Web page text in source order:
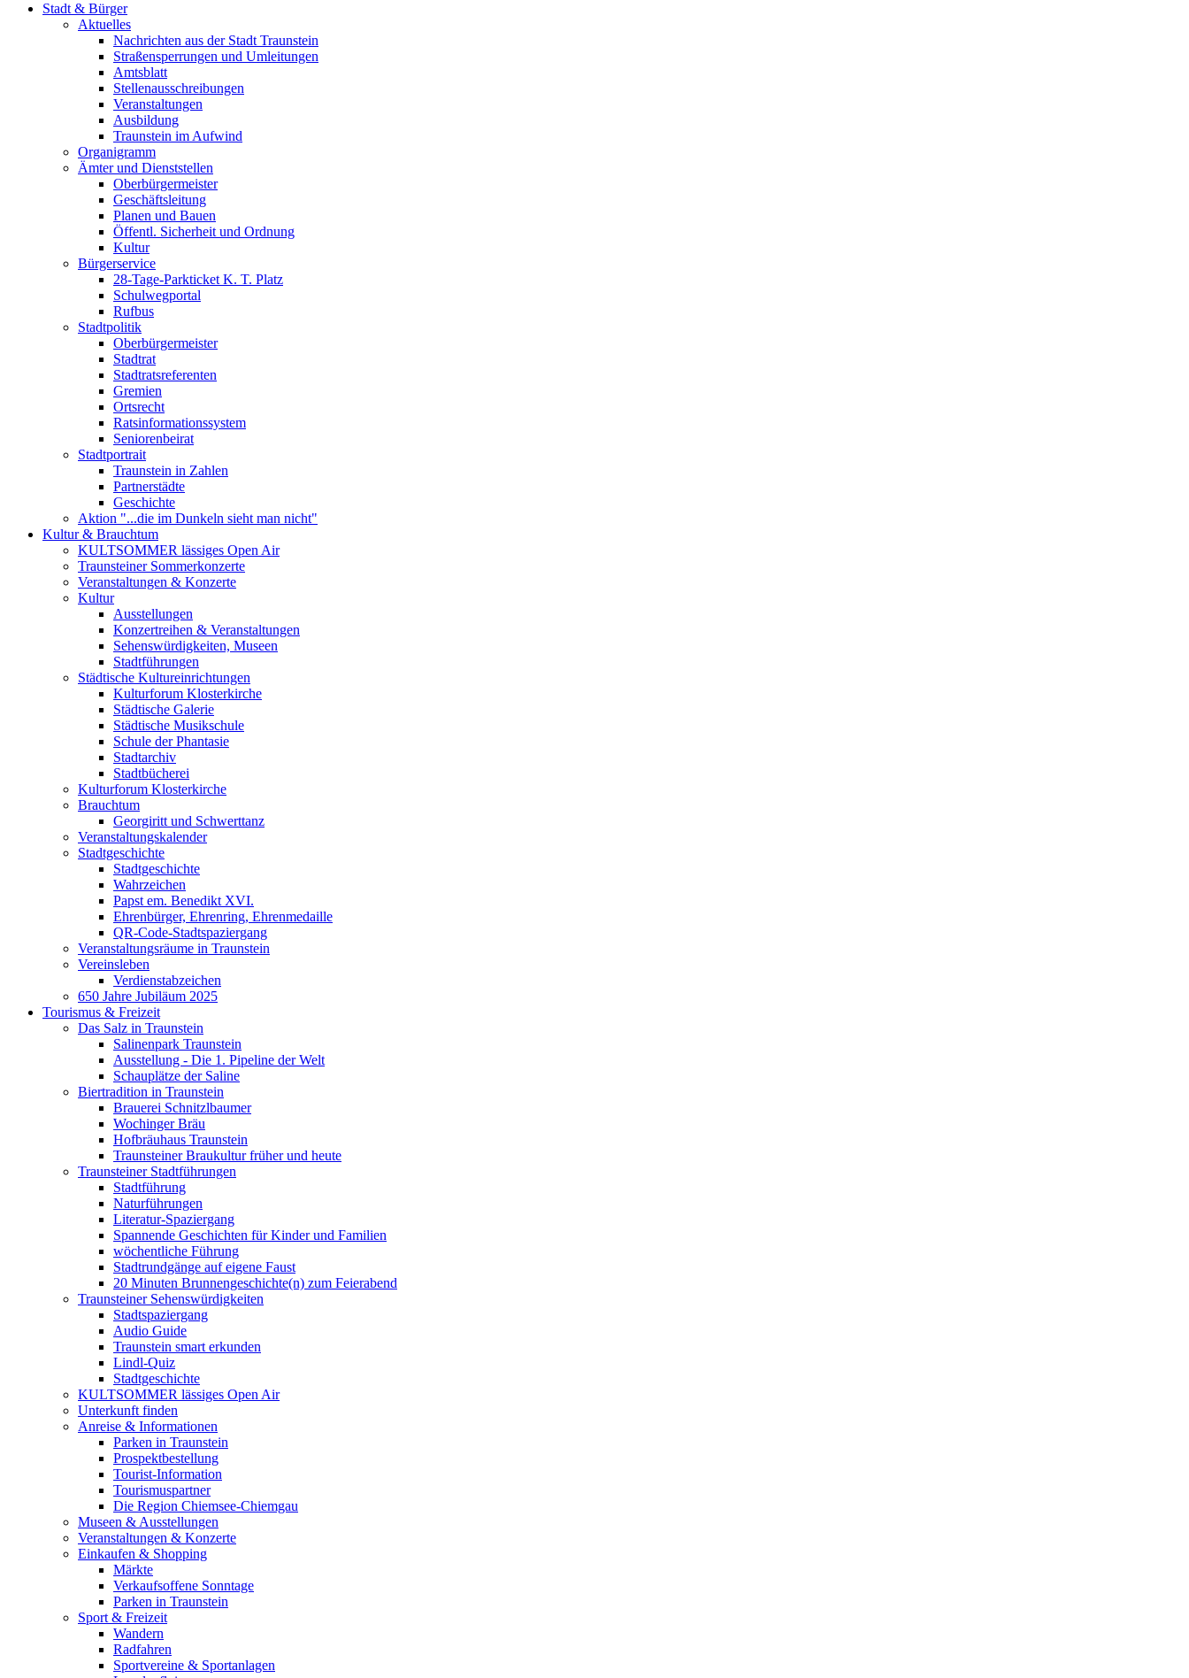
Stadt & Bürger
Aktuelles
Nachrichten aus der Stadt Traunstein
Straßensperrungen und Umleitungen
Amtsblatt
Stellenausschreibungen
Veranstaltungen
Ausbildung
Traunstein im Aufwind
Organigramm
Ämter und Dienststellen
Oberbürgermeister
Geschäftsleitung
Planen und Bauen
Öffentl. Sicherheit und Ordnung
Kultur
Bürgerservice
28-Tage-Parkticket K. T. Platz
Schulwegportal
Rufbus
Stadtpolitik
Oberbürgermeister
Stadtrat
Stadtratsreferenten
Gremien
Ortsrecht
Ratsinformationssystem
Seniorenbeirat
Stadtportrait
Traunstein in Zahlen
Partnerstädte
Geschichte
Aktion "...die im Dunkeln sieht man nicht"
Kultur & Brauchtum
KULTSOMMER lässiges Open Air
Traunsteiner Sommerkonzerte
Veranstaltungen & Konzerte
Kultur
Ausstellungen
Konzertreihen & Veranstaltungen
Sehenswürdigkeiten, Museen
Stadtführungen
Städtische Kultureinrichtungen
Kulturforum Klosterkirche
Städtische Galerie
Städtische Musikschule
Schule der Phantasie
Stadtarchiv
Stadtbücherei
Kulturforum Klosterkirche
Brauchtum
Georgiritt und Schwerttanz
Veranstaltungskalender
Stadtgeschichte
Stadtgeschichte
Wahrzeichen
Papst em. Benedikt XVI.
Ehrenbürger, Ehrenring, Ehrenmedaille
QR-Code-Stadtspaziergang
Veranstaltungsräume in Traunstein
Vereinsleben
Verdienstabzeichen
650 Jahre Jubiläum 2025
Tourismus & Freizeit
Das Salz in Traunstein
Salinenpark Traunstein
Ausstellung - Die 1. Pipeline der Welt
Schauplätze der Saline
Biertradition in Traunstein
Brauerei Schnitzlbaumer
Wochinger Bräu
Hofbräuhaus Traunstein
Traunsteiner Braukultur früher und heute
Traunsteiner Stadtführungen
Stadtführung
Naturführungen
Literatur-Spaziergang
Spannende Geschichten für Kinder und Familien
wöchentliche Führung
Stadtrundgänge auf eigene Faust
20 Minuten Brunnengeschichte(n) zum Feierabend
Traunsteiner Sehenswürdigkeiten
Stadtspaziergang
Audio Guide
Traunstein smart erkunden
Lindl-Quiz
Stadtgeschichte
KULTSOMMER lässiges Open Air
Unterkunft finden
Anreise & Informationen
Parken in Traunstein
Prospektbestellung
Tourist-Information
Tourismuspartner
Die Region Chiemsee-Chiemgau
Museen & Ausstellungen
Veranstaltungen & Konzerte
Einkaufen & Shopping
Märkte
Verkaufsoffene Sonntage
Parken in Traunstein
Sport & Freizeit
Wandern
Radfahren
Sportvereine & Sportanlagen